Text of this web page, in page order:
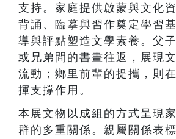
支持。家庭提供啟蒙與文化
背誦、臨摹與習作奠定學習
導與評點塑造文學素養。父
或兄弟間的書畫往返，展現
流動；鄉里前輩的提攜，則
揮支撐作用。
本展文物以成組的方式呈現
群的多重關係。親屬關係表